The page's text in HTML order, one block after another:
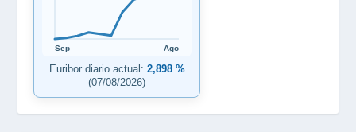
Sep Ago
Euribor diario actual: 2,898 %
(07/08/2026)